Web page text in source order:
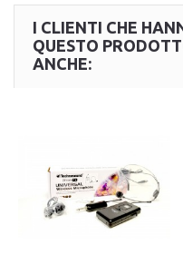
I CLIENTI CHE
QUESTO
ANCHE: